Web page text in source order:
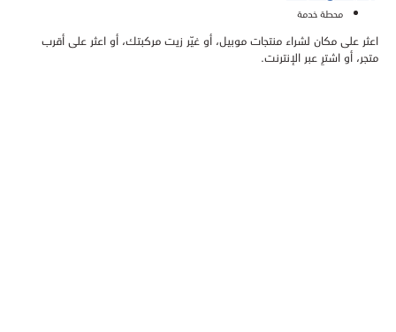
محطة خدمة
اعثر على مكان لشراء منتجات موبيل، أو غيّر زيت مركبتك، أو اعثر على أقرب
متجر، أو اشترِ عبر الإنترنت.